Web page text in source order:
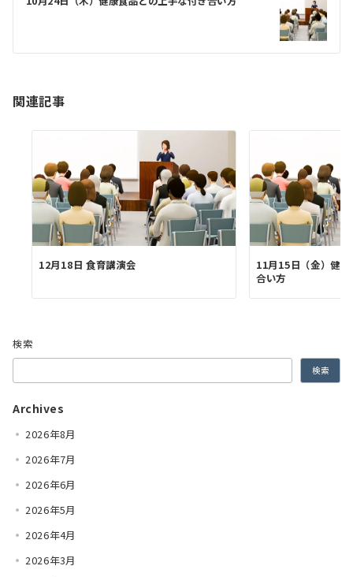
ー
ョ
関連記事
12月18日 食育講演会
11月15日（金）健
合い方
検索
検索
Archives
2026年8月
2026年7月
2026年6月
2026年5月
2026年4月
2026年3月